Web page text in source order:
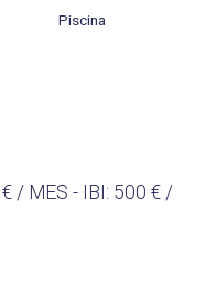
Piscina
/ MES - IBI: 500 € /